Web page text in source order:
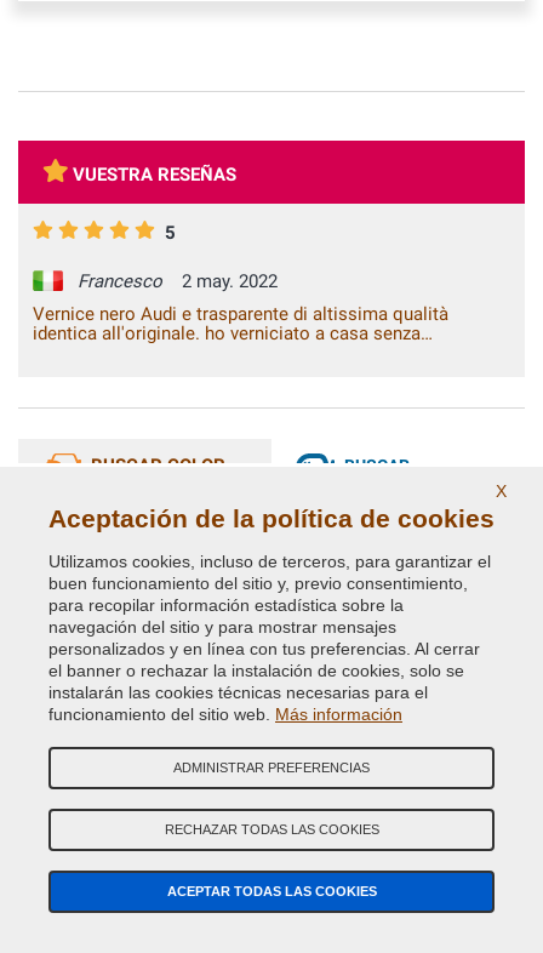
VUESTRA RESEÑAS
5
Francesco
2 may. 2022
Vernice nero Audi e trasparente di altissima qualità
identica all'originale. ho verniciato a casa senza
il pezzo al lavaggio sia con idropulitrice sia al lavaggio con
BUSCAR COLOR
BUSCAR
BÚSQUEDA GUIADA COLOR DE COCHE
Marca de Coche
Modelo de Coche
Año (opcional)
Código Color
Siempre recomendamos comprobar elcódigo de color
X
Aceptación de la política de cookies
Utilizamos cookies, incluso de terceros, para garantizar el
buen funcionamiento del sitio y, previo consentimiento,
para recopilar información estadística sobre la
navegación del sitio y para mostrar mensajes
personalizados y en línea con tus preferencias. Al cerrar
el banner o rechazar la instalación de cookies, solo se
instalarán las cookies técnicas necesarias para el
funcionamiento del sitio web. Más información
ADMINISTRAR PREFERENCIAS
RECHAZAR TODAS LAS COOKIES
ACEPTAR TODAS LAS COOKIES